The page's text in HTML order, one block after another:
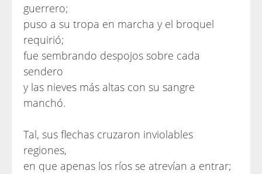
guerrero;
puso a su tropa en marcha y el broquel
requirió;
fue sembrando despojos sobre cada
sendero
y las nieves más altas con su sangre
manchó.
Tal, sus flechas cruzaron inviolables
regiones,
en que apenas los ríos se atrevían a entrar;